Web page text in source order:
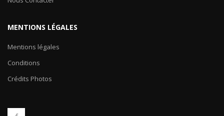
MENTIONS LÉGALES
Mentions légales
Conditions
Crédits Photos